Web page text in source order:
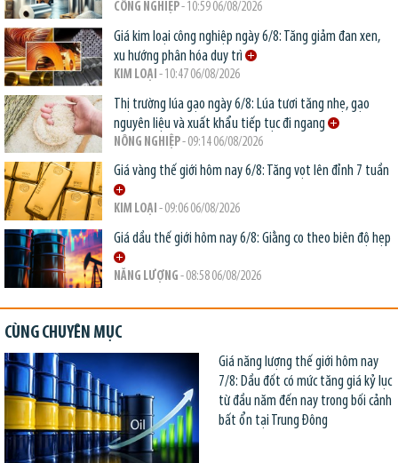
CÔNG NGHIỆP- 10:59 06/08/2026
Giá kim loại công nghiệp ngày 6/8: Tăng giảm đan xen,
xu hướng phân hóa duy trì
KIM LOẠI - 10:47 06/08/2026
Thị trường lúa gạo ngày 6/8: Lúa tươi tăng nhẹ, gạo
nguyên liệu và xuất khẩu tiếp tục đi ngang
NÔNG NGHIỆP- 09:14 06/08/2026
Giá vàng thế giới hôm nay 6/8: Tăng vọt lên đỉnh 7 tuần
KIM LOẠI - 09:06 06/08/2026
Giá dầu thế giới hôm nay 6/8: Giằng co theo biên độ hẹp
NĂNG LƯỢNG - 08:58 06/08/2026
CÙNG CHUYÊN MỤC
Giá năng lượng thế giới hôm nay
7/8: Dầu đốt có mức tăng giá kỷ lục
từ đầu năm đến nay trong bối cảnh
bất ổn tại Trung Đông